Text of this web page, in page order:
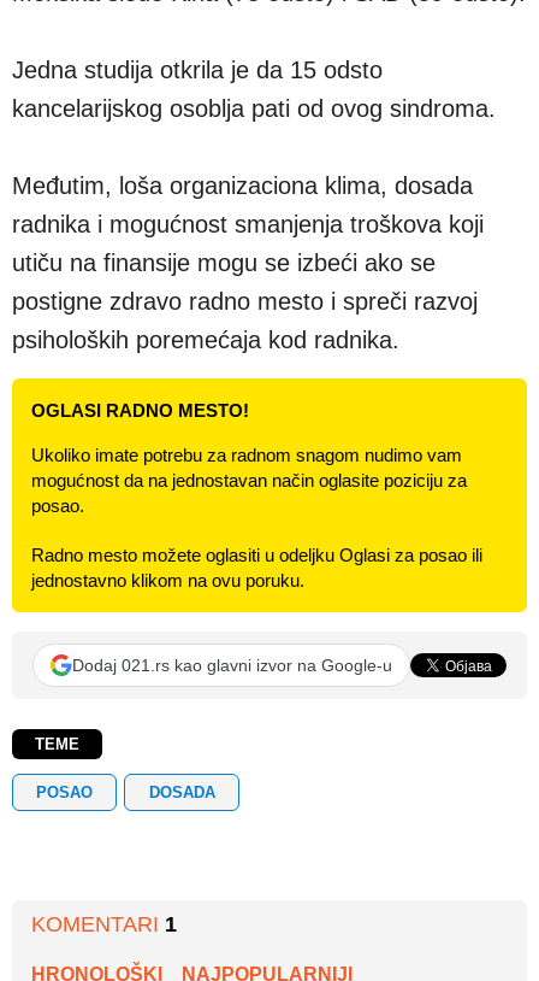
Jedna studija otkrila je da 15 odsto
kancelarijskog osoblja pati od ovog sindroma.
Međutim, loša organizaciona klima, dosada
radnika i mogućnost smanjenja troškova koji
utiču na finansije mogu se izbeći ako se
postigne zdravo radno mesto i spreči razvoj
psiholoških poremećaja kod radnika.
OGLASI RADNO MESTO!
Ukoliko imate potrebu za radnom snagom nudimo vam
mogućnost da na jednostavan način oglasite poziciju za
posao.
Radno mesto možete oglasiti u odeljku Oglasi za posao ili
jednostavno klikom na ovu poruku.
Dodaj 021.rs kao glavni izvor na Google-u
TEME
POSAO DOSADA
KOMENTARI 1
HRONOLOŠKI NAJPOPULARNIJI